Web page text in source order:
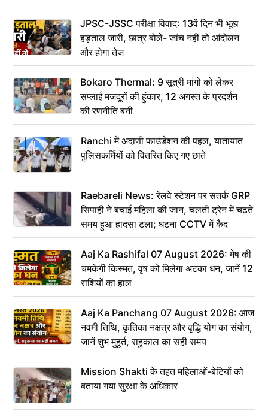
JPSC-JSSC परीक्षा विवाद: 13वें दिन भी भूख
हड़ताल जारी, छात्र बोले- जांच नहीं तो आंदोलन
और होगा तेज
Bokaro Thermal: 9 सूत्री मांगों को लेकर
सप्लाई मजदूरों की हुंकार, 12 अगस्त के प्रदर्शन
की रणनीति बनी
Ranchi में अदाणी फाउंडेशन की पहल, यातायात
पुलिसकर्मियों को वितरित किए गए छाते
Raebareli News: रेलवे स्टेशन पर सतर्क GRP
सिपाही ने बचाई महिला की जान, चलती ट्रेन में चढ़ते
समय हुआ हादसा टला; घटना CCTV में कैद
Aaj Ka Rashifal 07 August 2026: मेष की
चमकेगी किस्मत, वृष को मिलेगा अटका धन, जानें 12
राशियों का हाल
Aaj Ka Panchang 07 August 2026: आज
नवमी तिथि, कृतिका नक्षत्र और वृद्धि योग का संयोग,
जानें शुभ मुहूर्त, राहुकाल का सही समय
Mission Shakti के तहत महिलाओं-बेटियों को
बताया गया सुरक्षा के अधिकार